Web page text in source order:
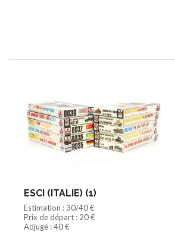
ESCI (ITALIE) (1)
Estimation : 30/40 €
Prix de départ : 20 €
Adjugé : 40 €